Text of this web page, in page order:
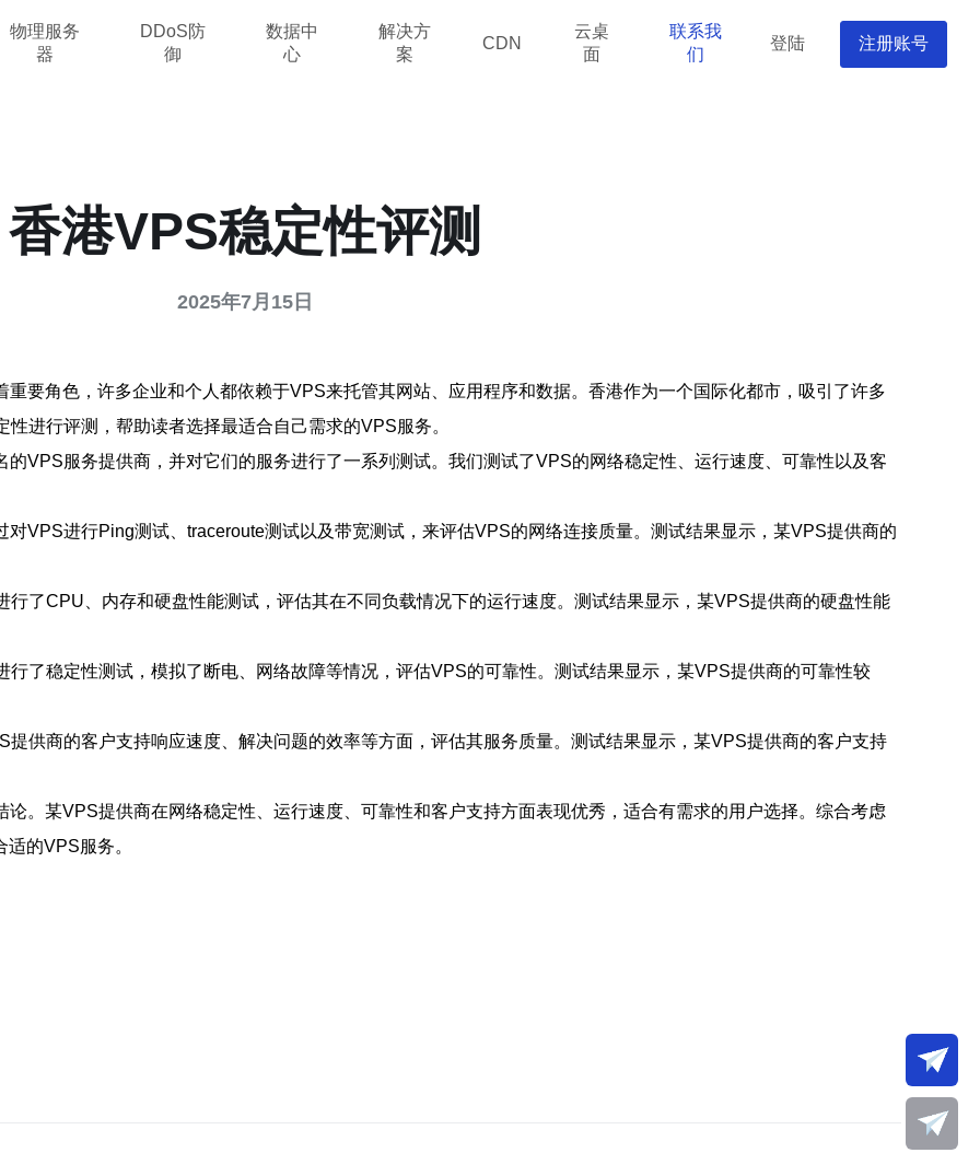
物理服务
器
DDoS防
御
数据中
心
解决方
案
CDN
云桌
面
联系我
们
登陆 注册账号
香港VPS稳定性评测
2025年7月15日
要角色，许多企业和个人都依赖于VPS来托管其网站、应用程序和数据。香港作为一个国际化都市，吸引了许多
进行评测，帮助读者选择最适合自己需求的VPS服务。
VPS服务提供商，并对它们的服务进行了一系列测试。我们测试了VPS的网络稳定性、运行速度、可靠性以及客
VPS进行Ping测试、traceroute测试以及带宽测试，来评估VPS的网络连接质量。测试结果显示，某VPS提供商的
了CPU、内存和硬盘性能测试，评估其在不同负载情况下的运行速度。测试结果显示，某VPS提供商的硬盘性能
了稳定性测试，模拟了断电、网络故障等情况，评估VPS的可靠性。测试结果显示，某VPS提供商的可靠性较
供商的客户支持响应速度、解决问题的效率等方面，评估其服务质量。测试结果显示，某VPS提供商的客户支持
。某VPS提供商在网络稳定性、运行速度、可靠性和客户支持方面表现优秀，适合有需求的用户选择。综合考虑
的VPS服务。